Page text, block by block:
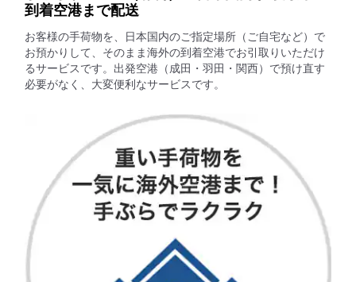
到着空港まで配送
お客様の手荷物を、日本国内のご指定場所（ご自宅など）で
お預かりして、そのまま海外の到着空港でお引取りいただけ
るサービスです。出発空港（成田・羽田・関西）で預け直す
必要がなく、大変便利なサービスです。